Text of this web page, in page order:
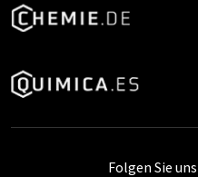
Folgen Sie